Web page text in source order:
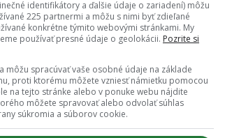
preferovaný zdroj
Odzadu, odkaz sa otvorí v novom okne
nájdeš na ďalšej strane.
identifikátory a ďalšie údaje o zariadení) môžu
225 partnermi a môžu s nimi byť zdieľané
konkrétne týmito webovými stránkami. My
používať presné údaje o geolokácii. Pozrite si
môžu spracúvať vaše osobné údaje na základe
proti ktorému môžete vzniesť námietku pomocou
na tejto stránke alebo v ponuke webu nájdite
môžete spravovať alebo odvolať súhlas
súkromia a súborov cookie.